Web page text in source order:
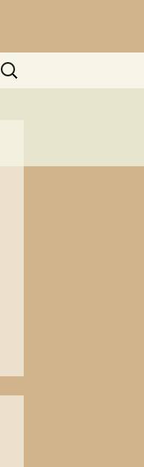
Pesquisar
por: